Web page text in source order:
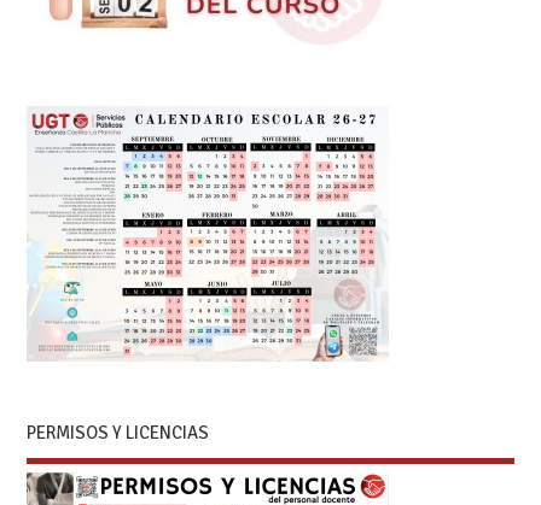
PERMISOS Y LICENCIAS